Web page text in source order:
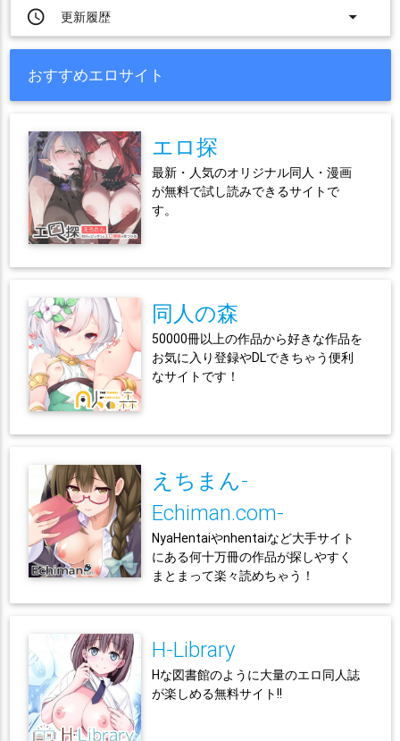
access_time
更新履歴 arrow_drop_down
おすすめエロサイト
エロ探
最新・人気のオリジナル同人・漫画
が無料で試し読みできるサイトで
す。
同人の森
50000冊以上の作品から好きな作品を
お気に入り登録やDLできちゃう便利
なサイトです！
えちまん-
Echiman.com-
NyaHentaiやnhentaiなど大手サイト
にある何十万冊の作品が探しやすく
まとまって楽々読めちゃう！
H-Library
Hな図書館のように大量のエロ同人誌
が楽しめる無料サイト!!